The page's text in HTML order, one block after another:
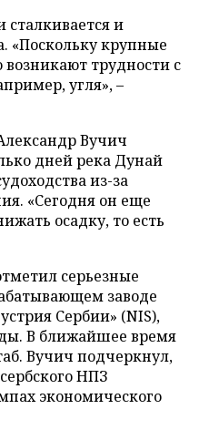
и
«Поскольку крупные
трудности с
угля», –
Вучич
дней река Дунай
из-за
«Сегодня он еще
осадку, то есть
серьезные
заводе
Сербии» (NIS),
В ближайшее время
Вучич подчеркнул,
НПЗ
экономического